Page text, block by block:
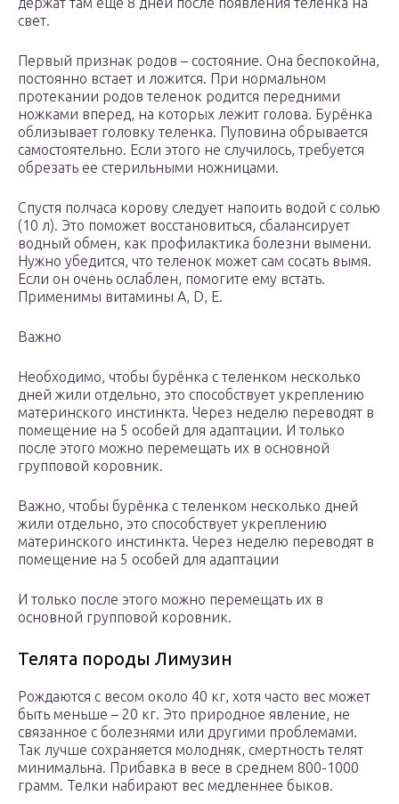
свет.
Первый признак родов – состояние. Она беспокойна,
постоянно встает и ложится. При нормальном
протекании родов теленок родится передними
ножками вперед, на которых лежит голова. Бурёнка
облизывает головку теленка. Пуповина обрывается
самостоятельно. Если этого не случилось, требуется
обрезать ее стерильными ножницами.
Спустя полчаса корову следует напоить водой с солью
(10 л). Это поможет восстановиться, сбалансирует
водный обмен, как профилактика болезни вымени.
Нужно убедится, что теленок может сам сосать вымя.
Если он очень ослаблен, помогите ему встать.
Применимы витамины A, D, E.
Важно
Необходимо, чтобы бурёнка с теленком несколько
дней жили отдельно, это способствует укреплению
материнского инстинкта. Через неделю переводят в
помещение на 5 особей для адаптации. И только
после этого можно перемещать их в основной
групповой коровник.
Важно, чтобы бурёнка с теленком несколько дней
жили отдельно, это способствует укреплению
материнского инстинкта. Через неделю переводят в
помещение на 5 особей для адаптации
И только после этого можно перемещать их в
основной групповой коровник.
Телята породы Лимузин
Рождаются с весом около 40 кг, хотя часто вес может
быть меньше – 20 кг. Это природное явление, не
связанное с болезнями или другими проблемами.
Так лучше сохраняется молодняк, смертность телят
минимальна. Прибавка в весе в среднем 800-1000
грамм. Телки набирают вес медленнее быков.